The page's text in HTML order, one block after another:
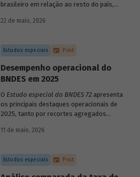
brasileiro em relação ao resto do país,
quanto o estímulo a um estado ou setor
metodologia de construção de matrizes
22 de maio, 2026
Estudos especiais Post
Desempenho operacional do
BNDES em 2025
O Estudo especial do BNDES 72 apresenta
os principais destaques operacionais de
2025, tanto por recortes agregados
específicas do Banco.
11 de maio, 2026
Estudos especiais Post